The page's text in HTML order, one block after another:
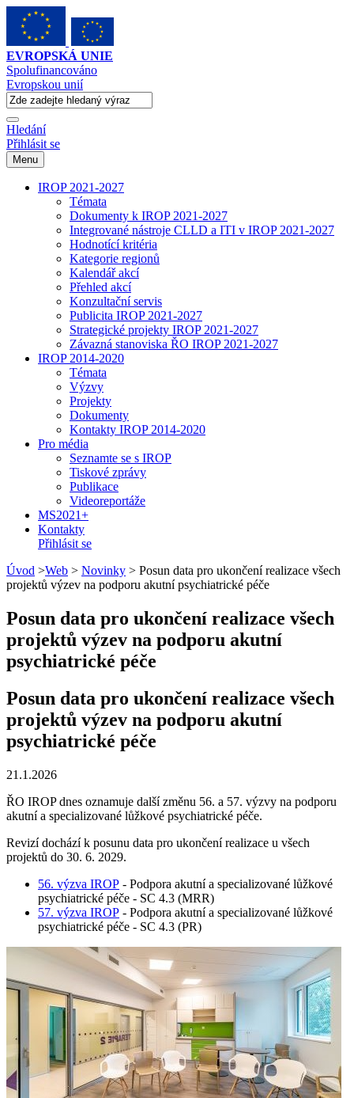
EVROPSKÁ UNIE
Spolufinancováno
Evropskou unií
Hledání
Přihlásit se
Menu
IROP 2021-2027
Témata
Dokumenty k IROP 2021-2027
Integrované nástroje CLLD a ITI v IROP 2021-2027
Hodnotící kritéria
Kategorie regionů
Kalendář akcí
Přehled akcí
Konzultační servis
Publicita IROP 2021-2027
Strategické projekty IROP 2021-2027
Závazná stanoviska ŘO IROP 2021-2027
IROP 2014-2020
Témata
Výzvy
Projekty
Dokumenty
Kontakty IROP 2014-2020
Pro média
Seznamte se s IROP
Tiskové zprávy
Publikace
Videoreportáže
MS2021+
Kontakty
Přihlásit se
Úvod >Web > Novinky > Posun data pro ukončení realizace všech
projektů výzev na podporu akutní psychiatrické péče
Posun data pro ukončení realizace všech
projektů výzev na podporu akutní
psychiatrické péče
Posun data pro ukončení realizace všech
projektů výzev na podporu akutní
psychiatrické péče
21.1.2026
ŘO IROP dnes oznamuje další změnu 56. a 57. výzvy na podporu
akutní a specializované lůžkové psychiatrické péče.
Revizí dochází k posunu data pro ukončení realizace u všech
projektů do 30. 6. 2029.
56. výzva IROP - Podpora akutní a specializované lůžkové
psychiatrické péče - SC 4.3 (MRR)
57. výzva IROP - Podpora akutní a specializované lůžkové
psychiatrické péče - SC 4.3 (PR)